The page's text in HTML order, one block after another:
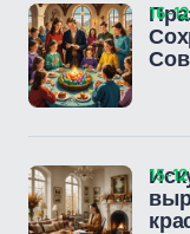
16-
15-